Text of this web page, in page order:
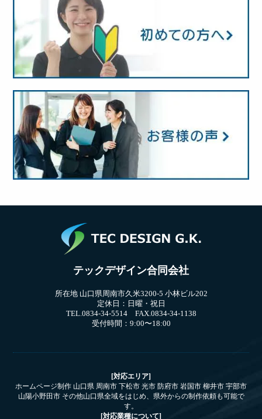
テックデザイン合同会社
所在地 山口県周南市久米3200-5 小林ビル202
定休日：日曜・祝日
TEL.0834-34-5514 FAX.0834-34-1138
受付時間：9:00〜18:00
[対応エリア]
ホームページ制作 山口県 周南市 下松市 光市 防府市 岩国市 柳井市 宇部市
山陽小野田市 その他山口県全域をはじめ、県外からの制作依頼も可能で
す。
[対応業種について]